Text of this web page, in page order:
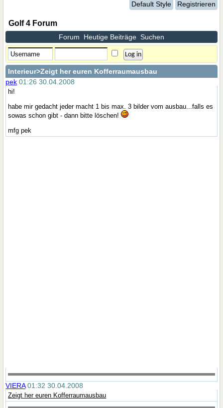
Default Style Registrieren
Golf 4 Forum
Forum Heutige Beiträge Suchen
Interieur>Zeigt her euren Kofferraumausbau
pek 01:26 30.04.2008
hi!
habe mir gedacht jeder macht 1 bis max. 3 bilder vom ausbau...falls es
sowas schon gibt - dann bitte löschen!
mfg pek
VIERA 01:32 30.04.2008
Zeigt her euren Kofferraumausbau